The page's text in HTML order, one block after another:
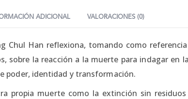
ADICIONAL VALORACIONES (0)
Chul Han reflexiona, tomando como
sobre la reacción a la muerte para indagar en
poder, identidad y transformación.
propia muerte como la extinción sin